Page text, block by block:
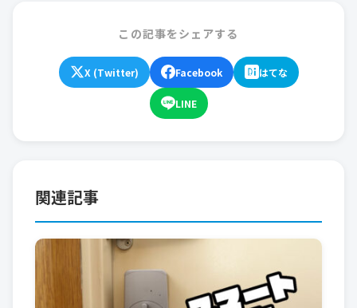
この記事をシェアする
X (Twitter) Facebook はてな
LINE
関連記事